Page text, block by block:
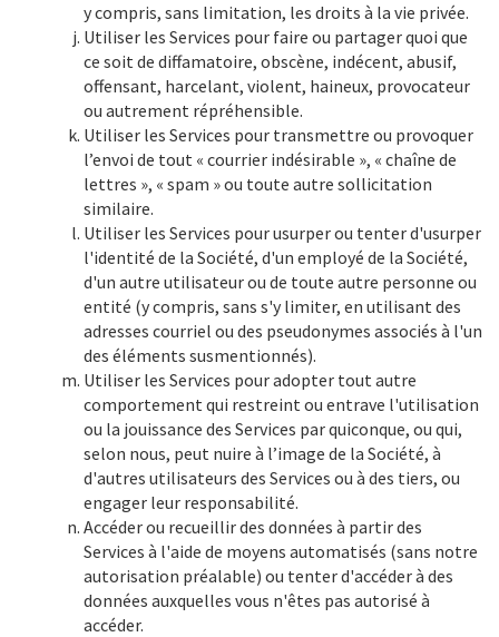
y compris, sans limitation, les droits à la vie privée.
Utiliser les Services pour faire ou partager quoi que
ce soit de diffamatoire, obscène, indécent, abusif,
offensant, harcelant, violent, haineux, provocateur
ou autrement répréhensible.
Utiliser les Services pour transmettre ou provoquer
l’envoi de tout « courrier indésirable », « chaîne de
lettres », « spam » ou toute autre sollicitation
similaire.
Utiliser les Services pour usurper ou tenter d'usurper
l'identité de la Société, d'un employé de la Société,
d'un autre utilisateur ou de toute autre personne ou
entité (y compris, sans s'y limiter, en utilisant des
adresses courriel ou des pseudonymes associés à l'un
des éléments susmentionnés).
Utiliser les Services pour adopter tout autre
comportement qui restreint ou entrave l'utilisation
ou la jouissance des Services par quiconque, ou qui,
selon nous, peut nuire à l’image de la Société, à
d'autres utilisateurs des Services ou à des tiers, ou
engager leur responsabilité.
Accéder ou recueillir des données à partir des
Services à l'aide de moyens automatisés (sans notre
autorisation préalable) ou tenter d'accéder à des
données auxquelles vous n'êtes pas autorisé à
accéder.